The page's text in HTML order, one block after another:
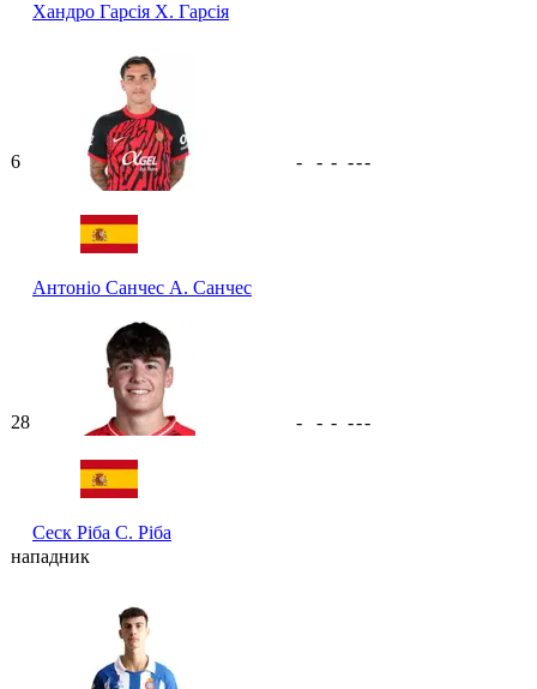
Хандро Гарсія Х. Гарсія
6
Антоніо Санчес А. Санчес
- - - ---
28
Сеск Ріба С. Ріба
- - - ---
нападник